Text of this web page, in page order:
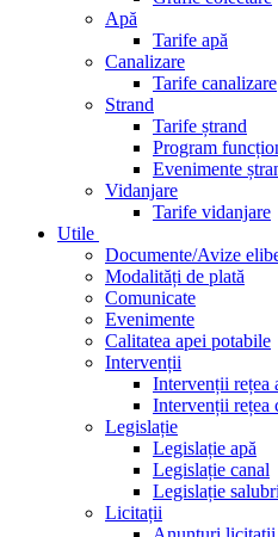
Apă
Tarife apă
Canalizare
Tarife canalizare
Strand
Tarife ștrand
Program
Evenimente
Vidanjare
Tarife vidanjare
Utile
Documente/Avize
Modalități de plată
Comunicate
Evenimente
Calitatea apei potabile
Intervenții
Intervenții rețea
Intervenții rețea
Legislație
Legislație apă
Legislație canal
Legislație
Licitații